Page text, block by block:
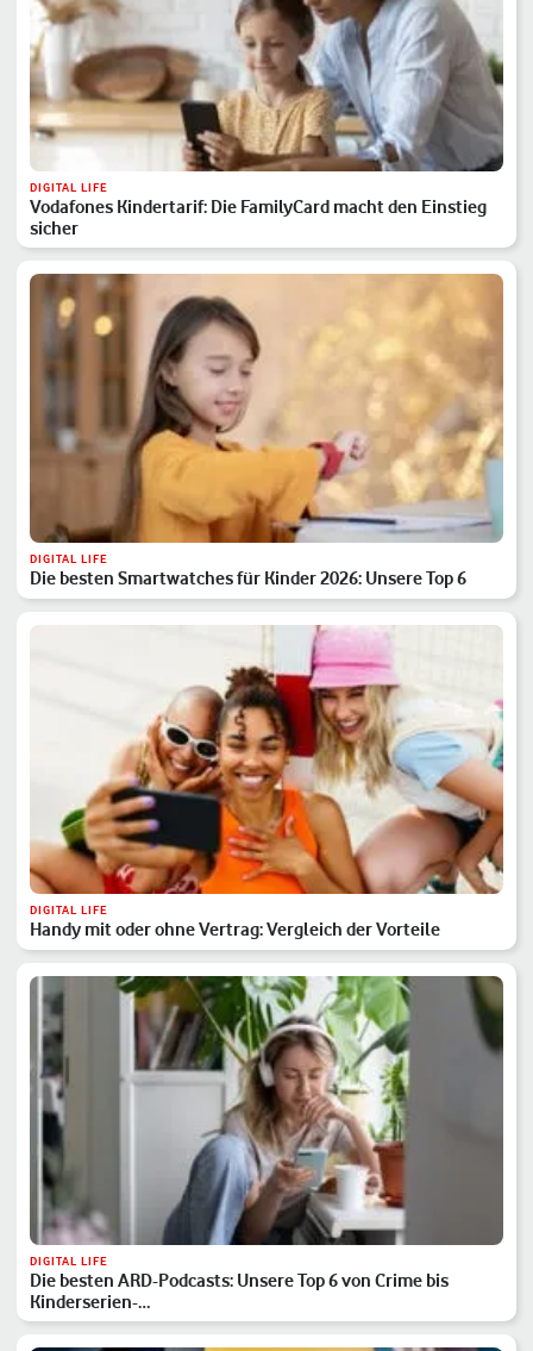
DIGITAL LIFE
Vodafones Kindertarif: Die FamilyCard macht den Einstieg
sicher
DIGITAL LIFE
Die besten Smartwatches für Kinder 2026: Unsere Top 6
DIGITAL LIFE
Handy mit oder ohne Vertrag: Vergleich der Vorteile
DIGITAL LIFE
Die besten ARD-Podcasts: Unsere Top 6 von Crime bis
Kinderserien-…